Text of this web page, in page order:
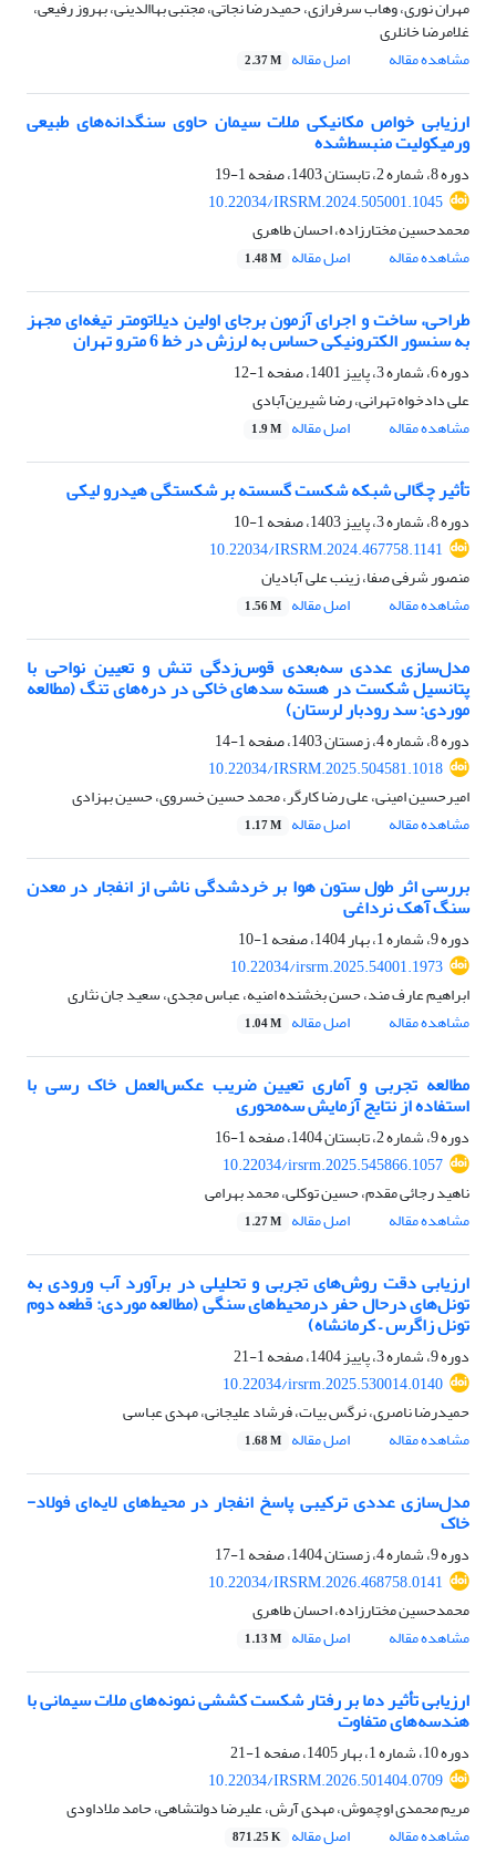
مهران نوری، وهاب سرفرازی، حمیدرضا نجاتی، مجتبی بهاالدینی، بهروز رفیعی،
غلامرضا خانلری
مشاهده مقاله
اصل مقاله 2.37 M
ارزیابی خواص مکانیکی ملات سیمان حاوی سنگدانه‌های طبیعی
ورمیکولیت منبسط‌شده
دوره 8، شماره 2، تابستان 1403، صفحه
1-19
10.22034/IRSRM.2024.505001.1045
محمدحسین مختارزاده، احسان طاهری
مشاهده مقاله
اصل مقاله 1.48 M
طراحی، ساخت و اجرای آزمون برجای اولین دیلاتومتر تیغه‌ای مجهز
به سنسور الکترونیکی حساس به لرزش در خط 6 مترو تهران
دوره 6، شماره 3، پاییز 1401، صفحه
1-12
علی دادخواه تهرانی، رضا شیرین‌آبادی
مشاهده مقاله
اصل مقاله 1.9 M
تأثیر چگالی شبکه شکست گسسته بر شکستگی هیدرو لیکی
دوره 8، شماره 3، پاییز 1403، صفحه
1-10
10.22034/IRSRM.2024.467758.1141
منصور شرفی صفا، زینب علی آبادیان
مشاهده مقاله
اصل مقاله 1.56 M
مدل‌سازی عددی سه‌بعدی قوس‌زدگی تنش و تعیین نواحی با
پتانسیل شکست در هسته سدهای خاکی در دره‌های تنگ (مطالعه
موردی: سد رودبار لرستان)
دوره 8، شماره 4، زمستان 1403، صفحه
1-14
10.22034/IRSRM.2025.504581.1018
امیرحسین امینی، علی رضا کارگر، محمد حسین خسروی، حسین بهزادی
مشاهده مقاله
اصل مقاله 1.17 M
بررسی اثر طول ستون هوا بر خردشدگی ناشی از انفجار در معدن
سنگ آهک نرداغی
دوره 9، شماره 1، بهار 1404، صفحه
1-10
10.22034/irsrm.2025.54001.1973
ابراهیم عارف مند، حسن بخشنده امنیه، عباس مجدی، سعید جان نثاری
مشاهده مقاله
اصل مقاله 1.04 M
مطالعه تجربی و آماری تعیین ضریب عکس‌العمل خاک رسی با
استفاده از نتایج آزمایش سه‌محوری
دوره 9، شماره 2، تابستان 1404، صفحه
1-16
10.22034/irsrm.2025.545866.1057
ناهید رجائی مقدم، حسین توکلی، محمد بهرامی
مشاهده مقاله
اصل مقاله 1.27 M
ارزیابی دقت روش‌های تجربی و تحلیلی در برآورد آب ورودی به
تونل‌های درحال حفر درمحیط‌های سنگی (مطالعه موردی: قطعه دوم
تونل زاگرس – کرمانشاه)
دوره 9، شماره 3، پاییز 1404، صفحه
1-21
10.22034/irsrm.2025.530014.0140
حمیدرضا ناصری، نرگس بیات، فرشاد علیجانی، مهدی عباسی
مشاهده مقاله
اصل مقاله 1.68 M
مدل‌سازی عددی ترکیبی پاسخ انفجار در محیط‌های لایه‌ای فولاد-
خاک
دوره 9، شماره 4، زمستان 1404، صفحه
1-17
10.22034/IRSRM.2026.468758.0141
محمدحسین مختارزاده، احسان طاهری
مشاهده مقاله
اصل مقاله 1.13 M
ارزیابی تأثیر دما بر رفتار شکست کششی نمونه‌های ملات سیمانی با
هندسه‌های متفاوت
دوره 10، شماره 1، بهار 1405، صفحه
1-21
10.22034/IRSRM.2026.501404.0709
مریم محمدی اوچموش، مهدی آرش، علیرضا دولتشاهی، حامد ملاداودی
مشاهده مقاله
اصل مقاله 871.25 K